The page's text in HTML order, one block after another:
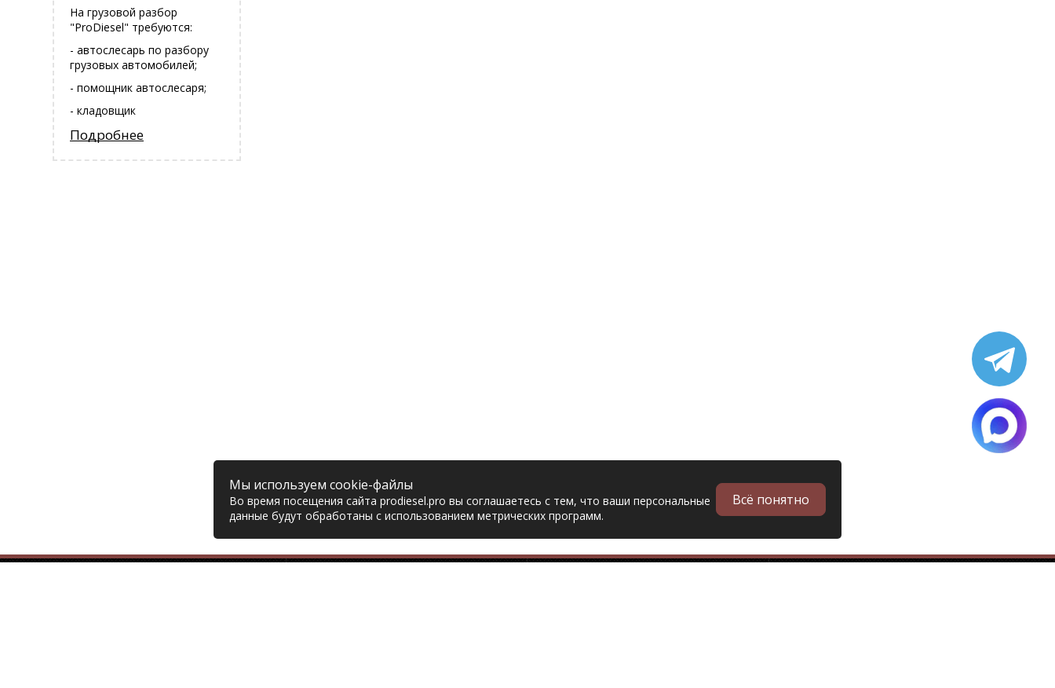
На грузовой разбор
"ProDiesel" требуются:
- автослесарь по разбору
грузовых автомобилей;
- помощник автослесаря;
- кладовщик
Подробнее
Мы используем cookie-файлы
Во время посещения сайта prodiesel.pro вы соглашаетесь с тем, что ваши персональные
данные будут обработаны с использованием метрических программ.
Всё понятно